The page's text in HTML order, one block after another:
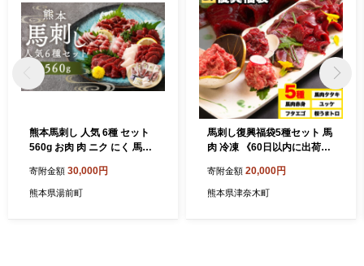
熊本馬刺し 人気 6種 セット
560g お肉 肉 ニク にく 馬肉
詰め合わせ 食べ比べ 上赤身
馬刺し 中トロ フタエゴ たて
寄附金額 30,000円
熊本県湯前町
馬刺し復興福袋5種セット 馬
肉 冷凍 《60日以内に出荷予
ユッケ フタエゴ タタキ 桜う
まトロ 馬刺しのタレ付き 送
寄附金額 20,000円
熊本県津奈木町